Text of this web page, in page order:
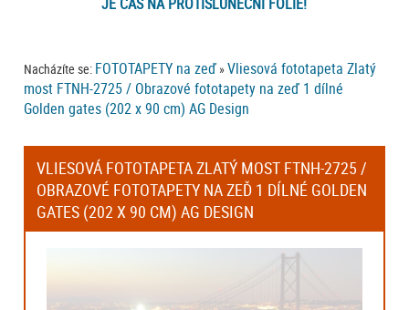
Nacházíte se: FOTOTAPETY na zeď »Vliesová fototapeta Zlatý
most FTNH-2725 / Obrazové fototapety na zeď 1 dílné
Golden gates (202 x 90 cm) AG Design
VLIESOVÁ FOTOTAPETA ZLATÝ MOST FTNH-2725 /
OBRAZOVÉ FOTOTAPETY NA ZEĎ 1 DÍLNÉ GOLDEN
GATES (202 X 90 CM) AG DESIGN